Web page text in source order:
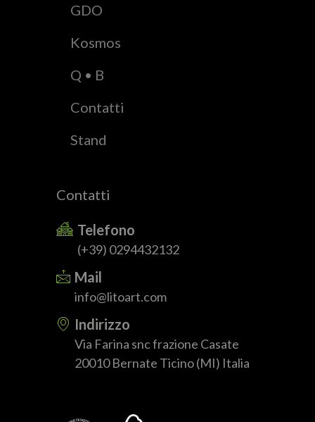
GDO
Kosmos
Q • B
Contatti
Stand
Contatti
Telefono
(+39) 0294432132
Mail
info@litoart.com
Indirizzo
Via Farina snc frazione Casate
20010 Bernate Ticino (MI) Italia